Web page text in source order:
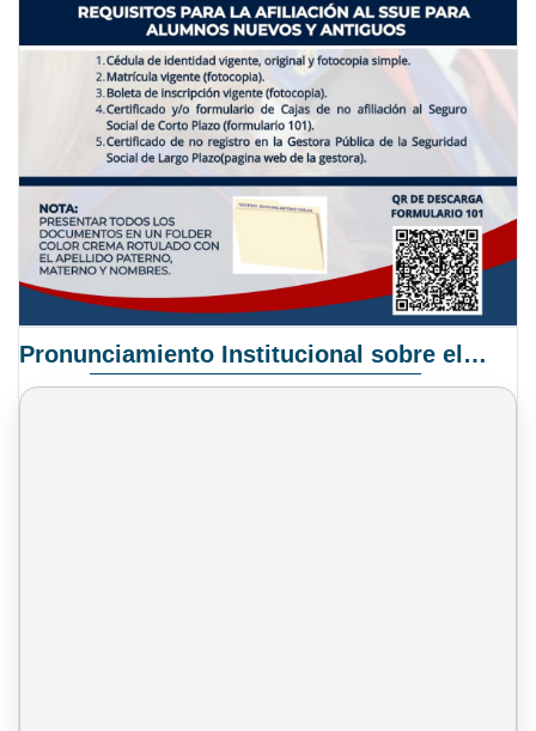
Pronunciamiento Institucional sobre el Proyecto de Ley N° 068/2025-2026 C.S.